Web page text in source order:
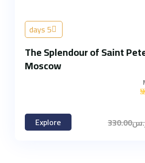
5 days
The Splendour of Saint
Moscow
'
330.00
Explore